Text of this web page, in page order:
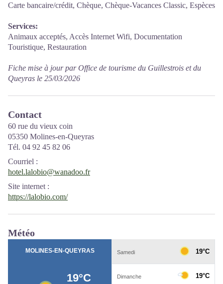
Carte bancaire/crédit, Chèque, Chèque-Vacances Classic, Espèces
Services:
Animaux acceptés, Accès Internet Wifi, Documentation
Touristique, Restauration
Fiche mise à jour par Office de tourisme du Guillestrois et du
Queyras le 25/03/2026
Contact
60 rue du vieux coin
05350 Molines-en-Queyras
Tél. 04 92 45 82 06
Courriel :
hotel.lalobio@wanadoo.fr
Site internet :
https://lalobio.com/
Météo